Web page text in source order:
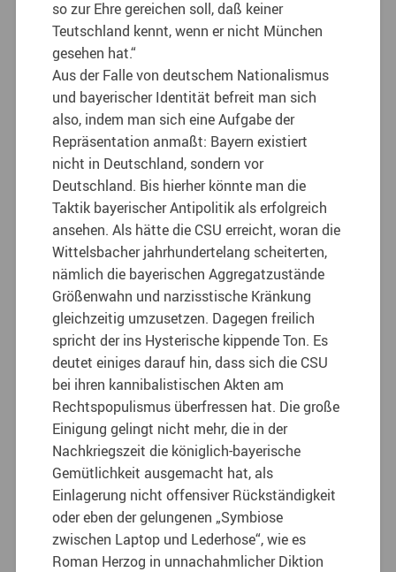
so zur Ehre gereichen soll, daß keiner
Teutschland kennt, wenn er nicht München
gesehen hat.“
Aus der Falle von deutschem Nationalismus
und bayerischer Identität befreit man sich
also, indem man sich eine Aufgabe der
Repräsentation anmaßt: Bayern existiert
nicht in Deutschland, sondern vor
Deutschland. Bis hierher könnte man die
Taktik bayerischer Antipolitik als erfolgreich
ansehen. Als hätte die CSU erreicht, woran die
Wittelsbacher jahrhundertelang scheiterten,
nämlich die bayerischen Aggregatzustände
Größenwahn und narzisstische Kränkung
gleichzeitig umzusetzen. Dagegen freilich
spricht der ins Hysterische kippende Ton. Es
deutet einiges darauf hin, dass sich die CSU
bei ihren kannibalistischen Akten am
Rechtspopulismus überfressen hat. Die große
Einigung gelingt nicht mehr, die in der
Nachkriegszeit die königlich-bayerische
Gemütlichkeit ausgemacht hat, als
Einlagerung nicht offensiver Rückständigkeit
oder eben der gelungenen „Symbiose
zwischen Laptop und Lederhose“, wie es
Roman Herzog in unnachahmlicher Diktion